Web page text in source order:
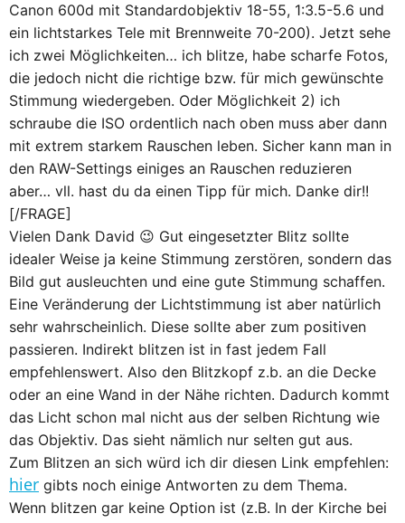
Canon 600d mit Standardobjektiv 18-55, 1:3.5-5.6 und
ein lichtstarkes Tele mit Brennweite 70-200). Jetzt sehe
ich zwei Möglichkeiten… ich blitze, habe scharfe Fotos,
die jedoch nicht die richtige bzw. für mich gewünschte
Stimmung wiedergeben. Oder Möglichkeit 2) ich
schraube die ISO ordentlich nach oben muss aber dann
mit extrem starkem Rauschen leben. Sicher kann man in
den RAW-Settings einiges an Rauschen reduzieren
aber… vll. hast du da einen Tipp für mich. Danke dir!!
[/FRAGE]
Vielen Dank David 😉 Gut eingesetzter Blitz sollte
idealer Weise ja keine Stimmung zerstören, sondern das
Bild gut ausleuchten und eine gute Stimmung schaffen.
Eine Veränderung der Lichtstimmung ist aber natürlich
sehr wahrscheinlich. Diese sollte aber zum positiven
passieren. Indirekt blitzen ist in fast jedem Fall
empfehlenswert. Also den Blitzkopf z.b. an die Decke
oder an eine Wand in der Nähe richten. Dadurch kommt
das Licht schon mal nicht aus der selben Richtung wie
das Objektiv. Das sieht nämlich nur selten gut aus.
Zum Blitzen an sich würd ich dir diesen Link empfehlen:
hier gibts noch einige Antworten zu dem Thema.
Wenn blitzen gar keine Option ist (z.B. In der Kirche bei